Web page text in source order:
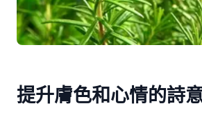
提升膚色和心情的詩